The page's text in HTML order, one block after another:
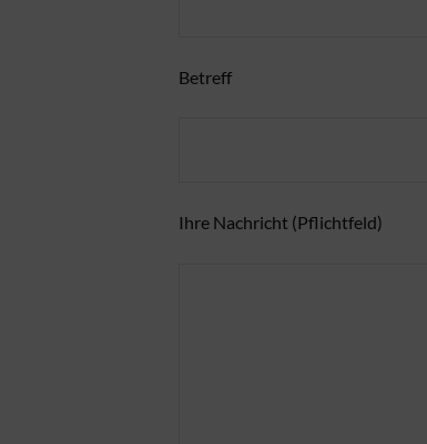
Betreff
Ihre Nachricht (Pflichtfeld)